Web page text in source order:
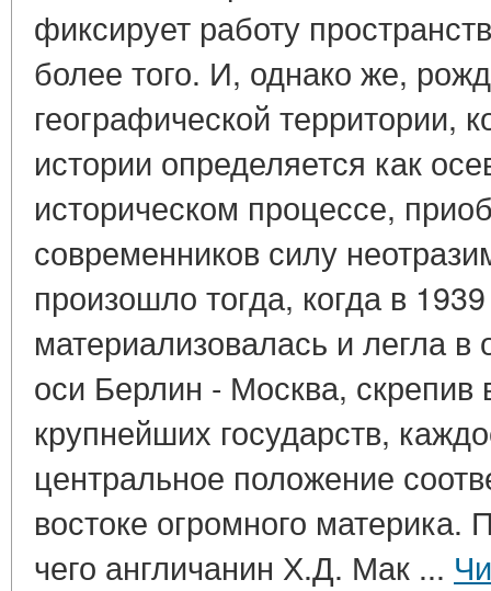
фиксирует работу
более того. И, однако же,
географической территории,
истории определяется как
историческом процессе,
современников силу
произошло тогда, когда в
материализовалась и легла в
оси Берлин - Москва,
крупнейших государств,
центральное положение
востоке огромного
чего англичанин Х.Д. Мак ...